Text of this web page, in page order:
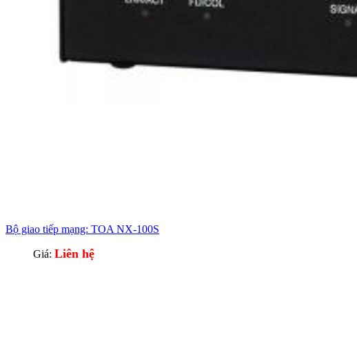
Bộ giao tiếp mạng: TOA NX-100S
Giá: Liên hệ